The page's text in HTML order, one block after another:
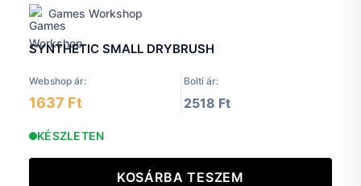
Games Workshop
SYNTHETIC SMALL DRYBRUSH
Webshop ár: Bolti ár:
1637 Ft 2518 Ft
KÉSZLETEN
KOSÁRBA TESZEM